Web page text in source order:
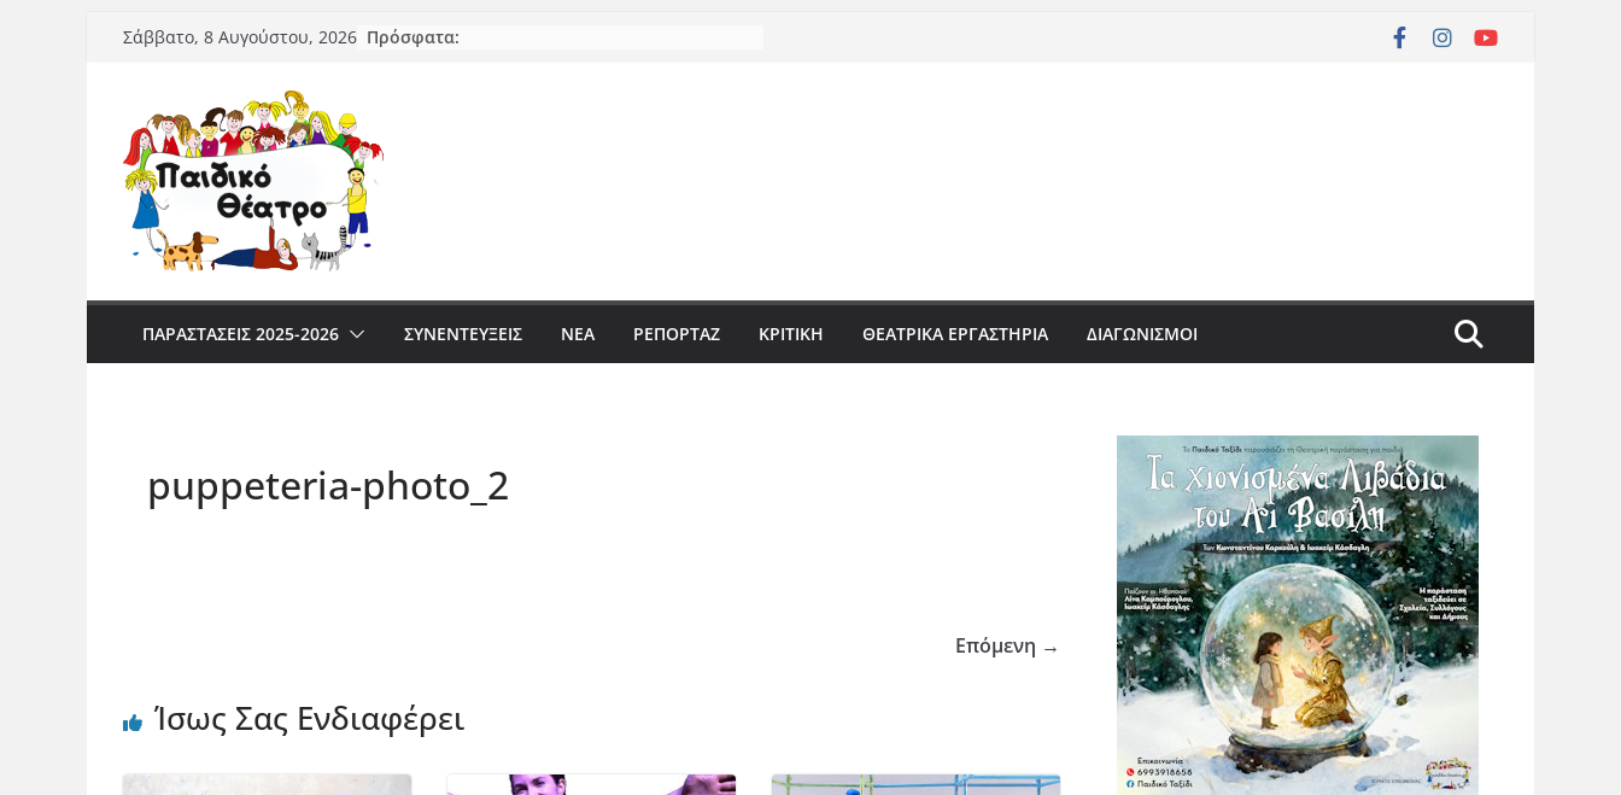
Μετάβαση
Σάββατο, 8 Αυγούστου, 2026 Πρόσφατα:
ΠΑΡΑΣΤΆΣΕΙΣ 2025-2026 ΣΥΝΕΝΤΕΥΞΕΙΣ ΝΈΑ ΡΕΠΟΡΤΆΖ ΚΡΙΤΙΚΗ ΘΕΑΤΡΙΚΑ ΕΡΓΑΣΤΗΡΙΑ ΔΙΑΓΩΝΙΣΜΟΙ
puppeteria-photo_2
Επόμενη →
Ίσως Σας Ενδιαφέρει